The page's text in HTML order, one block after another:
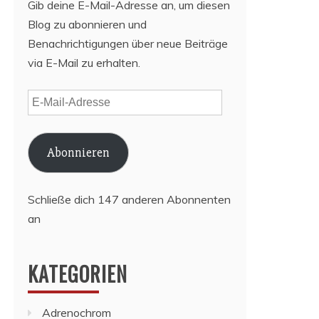
Gib deine E-Mail-Adresse an, um diesen
Blog zu abonnieren und
Benachrichtigungen über neue Beiträge
via E-Mail zu erhalten.
E-
Mail-
Adresse
Abonnieren
Schließe dich 147 anderen Abonnenten
an
KATEGORIEN
Adrenochrom